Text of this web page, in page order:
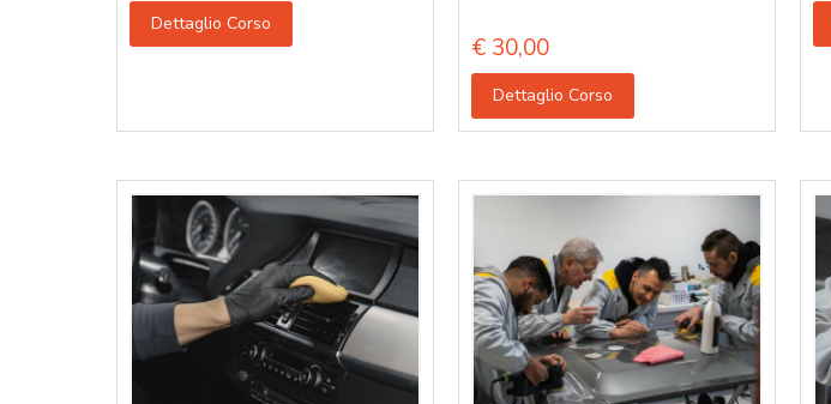
Dettaglio Corso
€ 30,00
Dettaglio Corso